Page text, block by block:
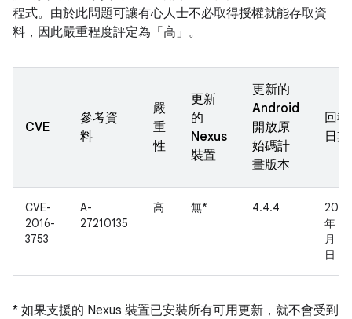
程式。由於此問題可讓有心人士不必取得授權就能存取資
料，因此嚴重程度評定為「高」。
CVE
參考資
料
嚴
重
性
更新
的
Nexus
裝置
更新的
Android
開放原
始碼計
畫版本
回報
日期
CVE-
2016-
3753
A-
27210135
高 無* 4.4.4
2016
年 2
月 15
日
* 如果支援的 Nexus 裝置已安裝所有可用更新，就不會受到